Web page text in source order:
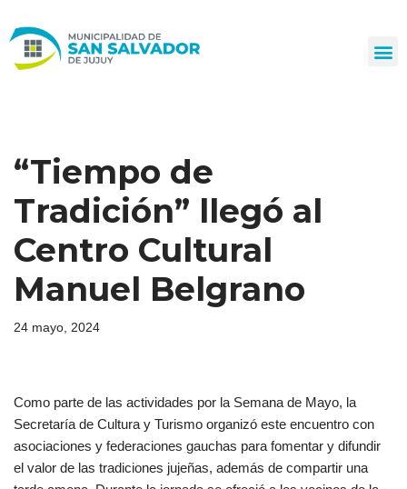
al
“Tiempo de
Tradición” llegó al
Centro Cultural
Manuel Belgrano
24 mayo, 2024
Como parte de las actividades por la Semana de Mayo, la
Secretaría de Cultura y Turismo organizó este encuentro con
asociaciones y federaciones gauchas para fomentar y difundir
el valor de las tradiciones jujeñas, además de compartir una